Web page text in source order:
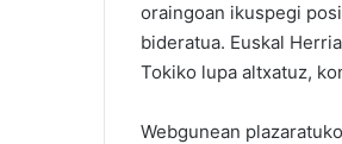
oraingoan ikuspegi
bideratua. Euskal
Tokiko lupa altxatuz,
Webgunean